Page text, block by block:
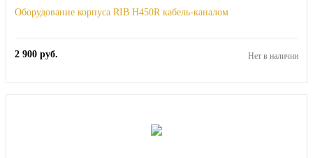
Оборудование корпуса RIB H450R кабель-каналом
2 900 руб. Нет в наличии